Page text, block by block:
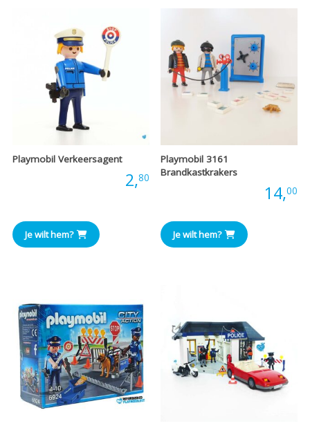
Playmobil Verkeersagent
2,80
Je wilt hem?
Playmobil 3161
Brandkastkrakers
14,00
Je wilt hem?